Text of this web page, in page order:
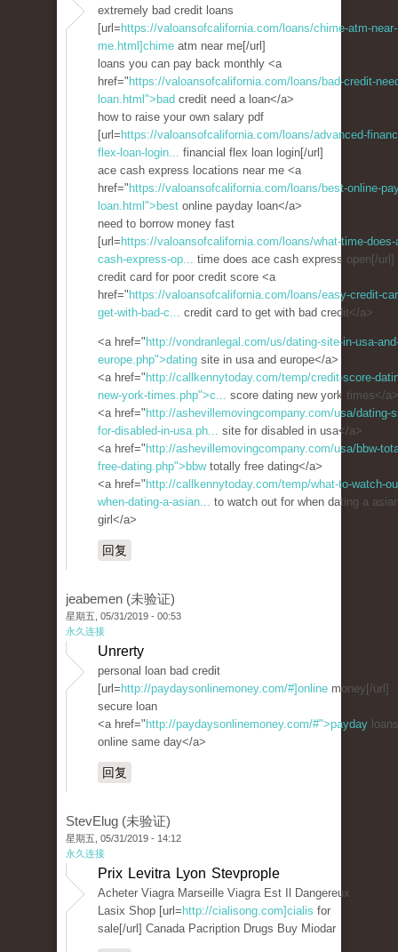
extremely bad credit loans
[url= https://valoansofcalifornia.com/loans/chime-atm-near-
me.html]chime atm near me[/url]
loans you can pay back monthly <a
href=" https://valoansofcalifornia.com/loans/bad-credit-
loan.html">bad credit need a loan</a>
how to raise your own salary pdf
[url= https://valoansofcalifornia.com/loans/advanced-
flex-loan-login... financial flex loan login[/url]
ace cash express locations near me <a
href=" https://valoansofcalifornia.com/loans/best-online-
loan.html">best online payday loan</a>
need to borrow money fast
[url= https://valoansofcalifornia.com/loans/what-time-does-
cash-express-op... time does ace cash express open[/url]
credit card for poor credit score <a
href=" https://valoansofcalifornia.com/loans/easy-credit-
get-with-bad-c... credit card to get with bad credit</a>
<a href=" http://vondranlegal.com/us/dating-site-in-usa-
europe.php">dating site in usa and europe</a>
<a href=" http://callkennytoday.com/temp/credit-score-
new-york-times.php">c... score dating new york times</a>
<a href=" http://ashevillemovingcompany.com/usa/dating-
for-disabled-in-usa.ph... site for disabled in usa</a>
<a href=" http://ashevillemovingcompany.com/usa/bbw-
free-dating.php">bbwtotally free dating</a>
<a href=" http://callkennytoday.com/temp/what-to-watch-
when-dating-a-asian... to watch out for when dating a
girl</a>
回复
jeabemen (未验证)
星期五, 05/31/2019 - 00:53
永久连接
Unrerty
personal loan bad credit
[url= http://paydaysonlinemoney.com/#]online money[/url]
secure loan
<a href=" http://paydaysonlinemoney.com/#">payday loans
online same day</a>
回复
StevElug (未验证)
星期五, 05/31/2019 - 14:12
永久连接
Prix Levitra Lyon Stevprople
Acheter Viagra Marseille Viagra Est Il Dangereux
Lasix Shop [url= http://cialisong.com]cialis for
sale[/url] Canada Pacription Drugs Buy Miodar